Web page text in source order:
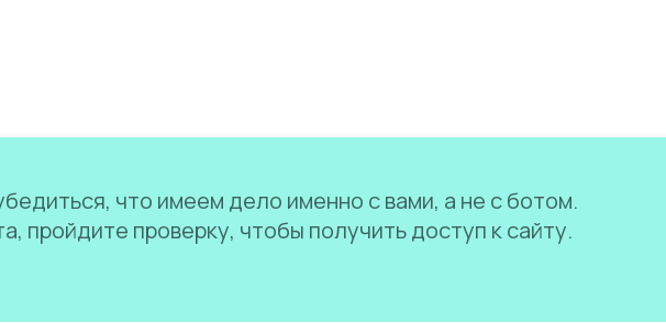
что имеем дело именно с вами, а не с ботом.
пройдите проверку, чтобы получить доступ к сайту.